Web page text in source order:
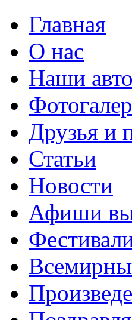
Главная
О нас
Наши
Друзья и
Статьи
Новости
Афиши